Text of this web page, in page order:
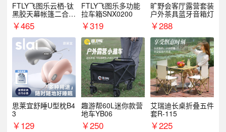
FTLY飞图乐云栖-钛
黑胶天幕帐篷二合一
TMTZ0201
￥465
FTLY飞图乐多功能
拉车箱SNX0200
￥319
旷野会客厅露营套装
户外茶具蓝牙音箱灯
￥288
思莱宜舒睡U型枕B4
3
￥129
趣游帮60L迷你款营
地车YB06
￥250
艾瑞迪长桌折叠五件
套R-115
￥225